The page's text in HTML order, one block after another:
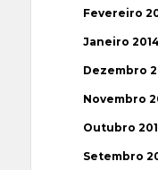
Fevereiro
Janeiro 2014
Dezembro
Novembro
Outubro
Setembro